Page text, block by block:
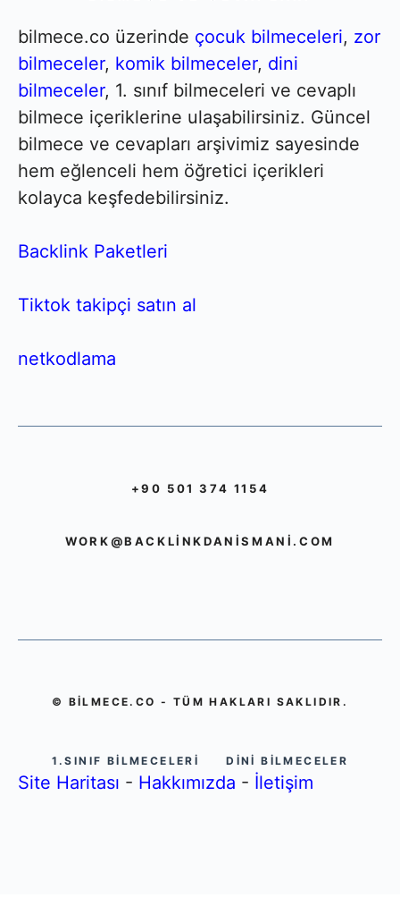
bilmece.co üzerinde çocuk bilmeceleri, zor
bilmeceler, komik bilmeceler, dini
bilmeceler, 1. sınıf bilmeceleri ve cevaplı
bilmece içeriklerine ulaşabilirsiniz. Güncel
bilmece ve cevapları arşivimiz sayesinde
hem eğlenceli hem öğretici içerikleri
kolayca keşfedebilirsiniz.
Backlink Paketleri
Tiktok takipçi satın al
netkodlama
+90 501 374 1154
WORK@BACKLINKDANISMANI.COM
© BILMECE.CO - TÜM HAKLARI SAKLIDIR.
1.SINIF BILMECELERI DINI BILMECELER
Site Haritası - Hakkımızda - İletişim